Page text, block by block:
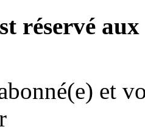
réservé
et